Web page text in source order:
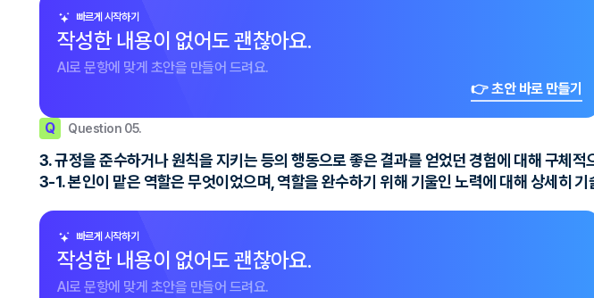
빠르게 시작하기
작성한 내용이 없어도 괜찮아요.
AI로 문항에 맞게 초안을 만들어 드려요.
👉 초안 바로 만들기
Q Question 05.
3. 규정을 준수하거나 원칙을 지키는 등의 행동으로 좋은 결과를 얻었던 경험에 대해 구체적
3-1. 본인이 맡은 역할은 무엇이었으며, 역할을 완수하기 위해 기울인 노력에 대해 상세히 기
빠르게 시작하기
작성한 내용이 없어도 괜찮아요.
AI로 문항에 맞게 초안을 만들어 드려요.